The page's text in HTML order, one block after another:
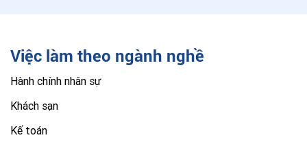
Việc làm theo ngành nghề
Hành chính nhân sự
Khách sạn
Kế toán